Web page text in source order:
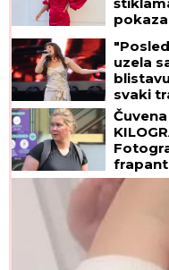
uzela
svaki
rodila"